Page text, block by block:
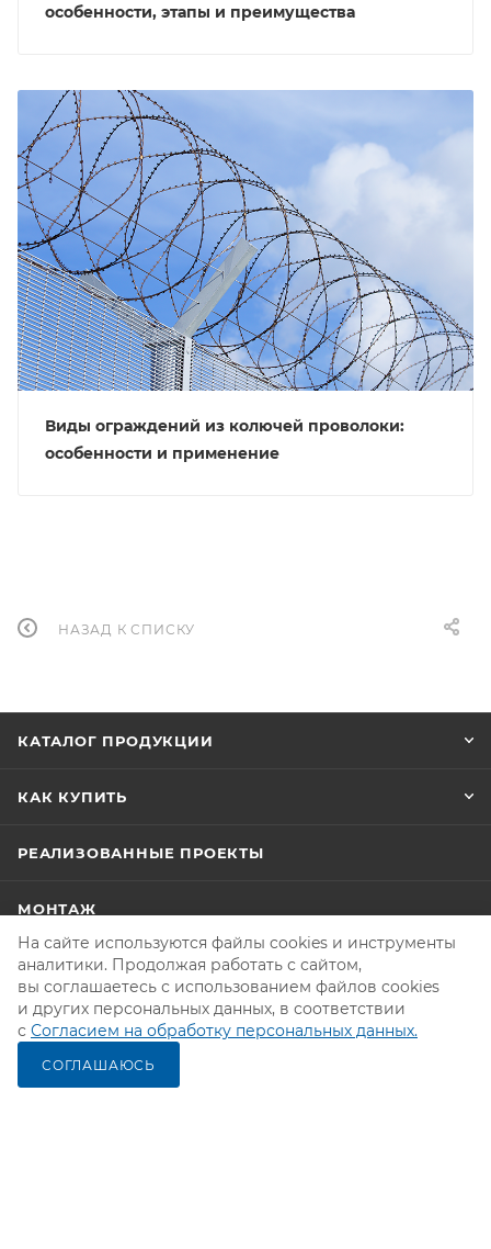
особенности, этапы и преимущества
Виды ограждений из колючей проволоки:
особенности и применение
НАЗАД К СПИСКУ
КАТАЛОГ ПРОДУКЦИИ
КАК КУПИТЬ
РЕАЛИЗОВАННЫЕ ПРОЕКТЫ
МОНТАЖ
КОМПАНИЯ
ВАКАНСИИ
На сайте используются файлы cookies и инструменты
аналитики. Продолжая работать с сайтом,
вы соглашаетесь с использованием файлов cookies
и других персональных данных, в соответствии
с Согласием на обработку персональных данных.
СОГЛАШАЮСЬ